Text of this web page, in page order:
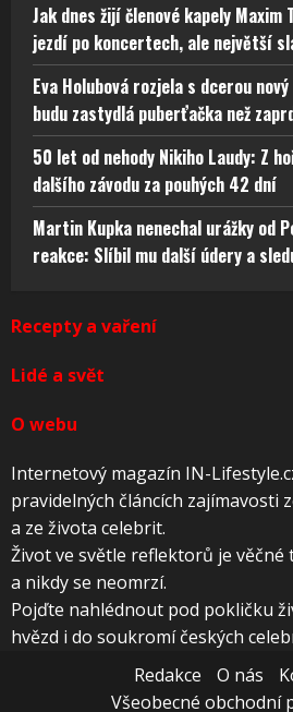
Jak dnes žijí členové kapely Maxim
jezdí po koncertech, ale největší
Eva Holubová rozjela s dcerou
budu zastydlá puberťačka než
50 let od nehody Nikiho Laudy: Z
dalšího závodu za pouhých 42 dní
Martin Kupka nenechal urážky od
reakce: Slíbil mu další údery a
Recepty a vaření
Lidé a svět
O webu
Internetový magazín IN-
pravidelných článcích zajímavosti
a ze života celebrit.
Život ve světle reflektorů je
a nikdy se neomrzí.
Pojďte nahlédnout pod pokličku
hvězd i do soukromí českých
Redakce
O nás
Všeobecné obchodní